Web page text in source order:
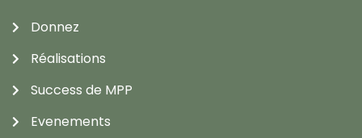
Donnez
Réalisations
Success de MPP
Evenements